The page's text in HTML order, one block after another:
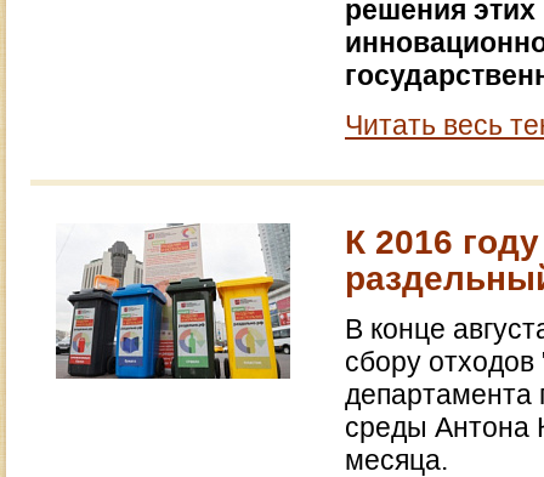
решения этих
Читать весь
К 2016
В конце
сбору
среды Антона
месяца.